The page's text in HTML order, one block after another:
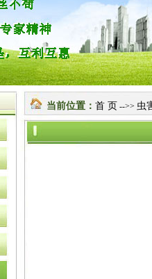
当前位置： 首 页 -->> 虫